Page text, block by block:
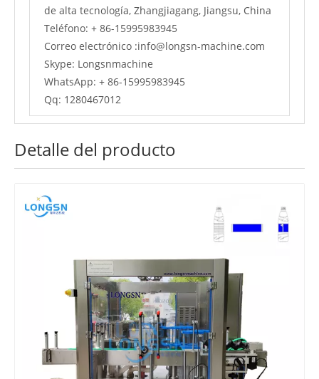
de alta tecnología, Zhangjiagang, Jiangsu, China
Teléfono: + 86-15995983945
Correo electrónico :info@longsn-machine.com
Skype: Longsnmachine
WhatsApp: + 86-15995983945
Qq: 1280467012
Detalle del producto